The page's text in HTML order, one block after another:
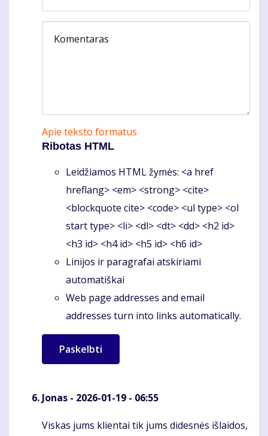
Komentaras
Apie teksto formatus
Ribotas HTML
Leidžiamos HTML žymės: <a href
hreflang> <em> <strong> <cite>
<blockquote cite> <code> <ul type> <ol
start type> <li> <dl> <dt> <dd> <h2 id>
<h3 id> <h4 id> <h5 id> <h6 id>
Linijos ir paragrafai atskiriami
automatiškai
Web page addresses and email
addresses turn into links automatically.
Jonas - 2026-01-19 - 06:55
Komentaras
Viskas jums klientai tik jums didesnės išlaidos,